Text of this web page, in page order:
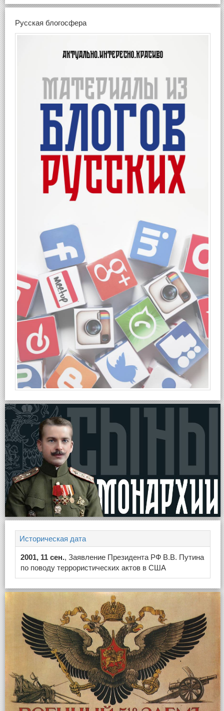
Русская блогосфера
Историческая дата
2001, 11 сен., Заявление Президента РФ В.В. Путина
по поводу террористических актов в США